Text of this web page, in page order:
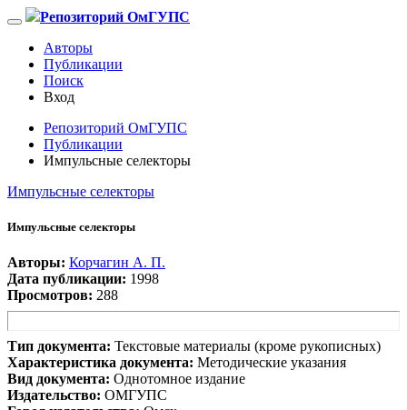
Репозиторий ОмГУПС
Авторы
Публикации
Поиск
Вход
Репозиторий ОмГУПС
Публикации
Импульсные селекторы
Импульсные селекторы
Импульсные селекторы
Авторы: Корчагин А. П.
Дата публикации: 1998
Просмотров: 288
Тип документа: Текстовые материалы (кроме рукописных)
Характеристика документа: Методические указания
Вид документа: Однотомное издание
Издательство: ОМГУПС